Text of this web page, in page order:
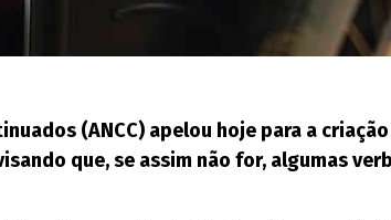
(ANCC) apelou hoje para a
que, se assim não for, algumas